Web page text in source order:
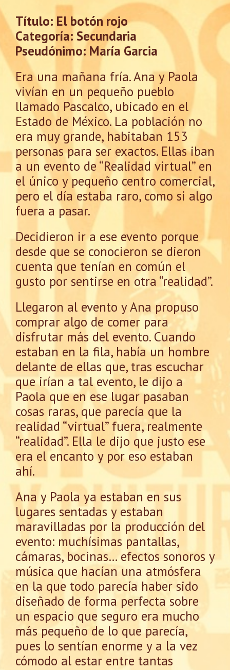
Título: El botón rojo
Categoría: Secundaria
Pseudónimo: María Garcia
Era una mañana fría. Ana y Paola
vivían en un pequeño pueblo
llamado Pascalco, ubicado en el
Estado de México. La población no
era muy grande, habitaban 153
personas para ser exactos. Ellas iban
a un evento de “Realidad virtual” en
el único y pequeño centro comercial,
pero el día estaba raro, como si algo
fuera a pasar.
Decidieron ir a ese evento porque
desde que se conocieron se dieron
cuenta que tenían en común el
gusto por sentirse en otra “realidad”.
Llegaron al evento y Ana propuso
comprar algo de comer para
disfrutar más del evento. Cuando
estaban en la fila, había un hombre
delante de ellas que, tras escuchar
que irían a tal evento, le dijo a
Paola que en ese lugar pasaban
cosas raras, que parecía que la
realidad “virtual” fuera, realmente
“realidad”. Ella le dijo que justo ese
era el encanto y por eso estaban
ahí.
Ana y Paola ya estaban en sus
lugares sentadas y estaban
maravilladas por la producción del
evento: muchísimas pantallas,
cámaras, bocinas… efectos sonoros y
música que hacían una atmósfera
en la que todo parecía haber sido
diseñado de forma perfecta sobre
un espacio que seguro era mucho
más pequeño de lo que parecía,
pues lo sentían enorme y a la vez
cómodo al estar entre tantas